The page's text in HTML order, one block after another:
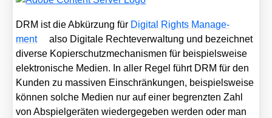
DRM ist die Abkür­zung für Digi­tal Rights Manage­
ment
also Digi­ta­le Rech­te­ver­wal­tung und bezeich­net
diver­se Kopier­schutz­me­cha­nis­men für bei­spiels­wei­se
elek­tro­ni­sche Medi­en. In aller Regel führt DRM für den
Kun­den zu mas­si­ven Ein­schrän­kun­gen, bei­spiels­wei­se
kön­nen sol­che Medi­en nur auf einer begrenz­ten Zahl
von Abspiel­ge­rä­ten wie­der­ge­ge­ben wer­den oder man